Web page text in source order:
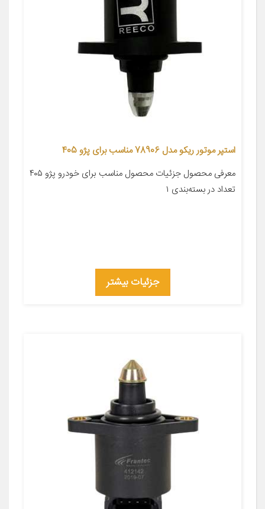
استپر موتور ریکو مدل 78906 مناسب برای پژو 405
معرفی محصول جزئیات محصول مناسب برای خودرو پژو ۴۰۵
تعداد در بسته‌بندی ۱
جزئیات بیشتر